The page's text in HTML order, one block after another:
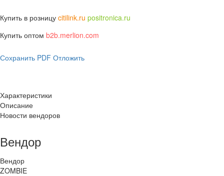
Купить в розницу citilink.ru positronica.ru
Купить оптом b2b.merlion.com
Сохранить PDF Отложить
Характеристики
Описание
Новости вендоров
Вендор
Вендор
ZOMBIE